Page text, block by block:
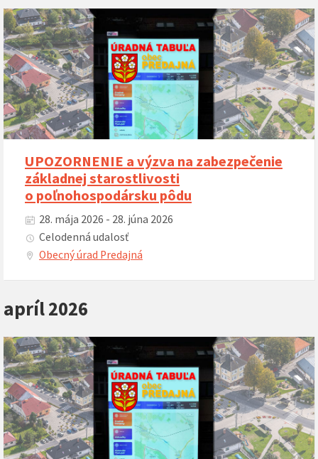
UPOZORNENIE a výzva na zabezpečenie
základnej starostlivosti
o poľnohospodársku pôdu
28. mája 2026 - 28. júna 2026
Celodenná udalosť
Obecný úrad Predajná
apríl 2026